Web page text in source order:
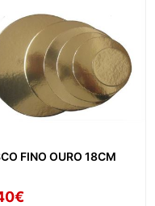
FINO OURO 18CM